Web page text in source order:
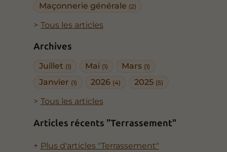
Maçonnerie générale (2)
Tous les articles
Archives
Juillet (1) Mai (1) Mars (1)
Janvier (1) 2026 (4) 2025 (5)
Tous les articles
Articles récents "Terrassement"
Plus d'articles "Terrassement"